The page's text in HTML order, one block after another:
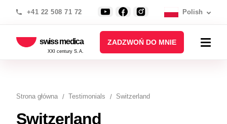
+41 22 508 71 72 Polish
swiss medica
XXI century S.A.
ZADZWOŃ DO MNIE
Strona główna Testimonials Switzerland
Switzerland